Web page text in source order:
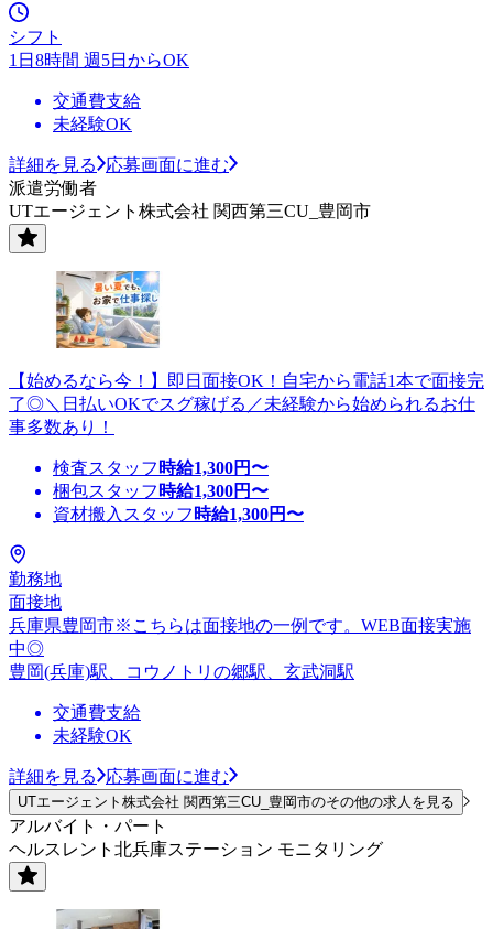
シフト
1日8時間 週5日からOK
交通費支給
未経験OK
詳細を見る
応募画面に進む
派遣労働者
UTエージェント株式会社 関西第三CU_豊岡市
【始めるなら今！】即日面接OK！自宅から電話1本で面接完
了◎＼日払いOKでスグ稼げる／未経験から始められるお仕
事多数あり！
検査スタッフ 時給1,300円〜
梱包スタッフ 時給1,300円〜
資材搬入スタッフ 時給1,300円〜
勤務地
面接地
兵庫県豊岡市※こちらは面接地の一例です。WEB面接実施
中◎
豊岡(兵庫)駅、コウノトリの郷駅、玄武洞駅
交通費支給
未経験OK
詳細を見る 応募画面に進む
UTエージェント株式会社 関西第三CU_豊岡市のその他の求人を見る
アルバイト・パート
ヘルスレント北兵庫ステーション モニタリング